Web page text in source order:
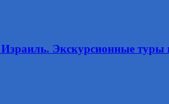
Экскурсионные